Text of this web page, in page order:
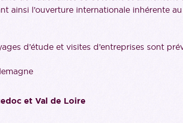
ainsi l’ouverture internationale inhérente
d’étude et visites d’entreprises sont
et Val de Loire